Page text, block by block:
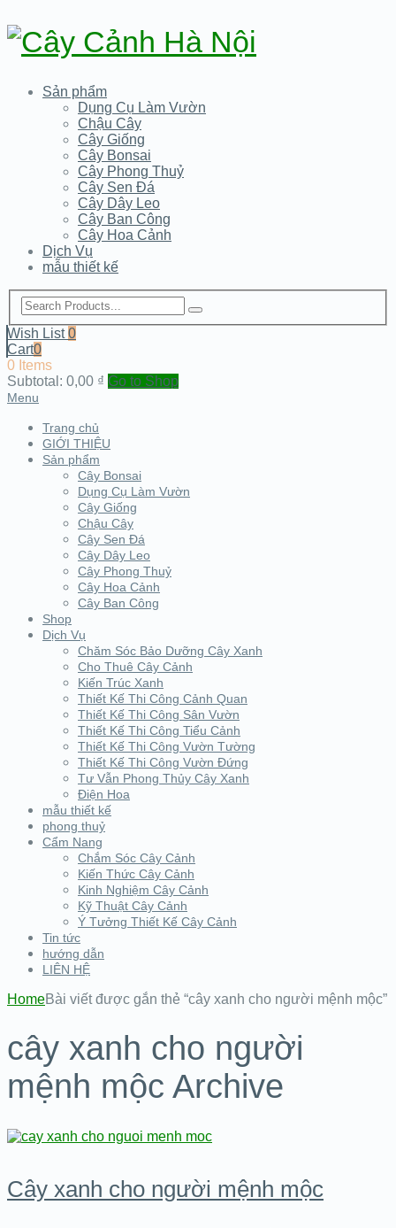
Sản phẩm
Dụng Cụ Làm Vườn
Chậu Cây
Cây Giống
Cây Bonsai
Cây Phong Thuỷ
Cây Sen Đá
Cây Dây Leo
Cây Ban Công
Cây Hoa Cảnh
Dịch Vụ
mẫu thiết kế
Wish List0
Cart0
0 Items
Subtotal: 0,00 ₫ Go to Shop
Menu
Trang chủ
GIỚI THIỆU
Sản phẩm
Cây Bonsai
Dụng Cụ Làm Vườn
Cây Giống
Chậu Cây
Cây Sen Đá
Cây Dây Leo
Cây Phong Thuỷ
Cây Hoa Cảnh
Cây Ban Công
Shop
Dịch Vụ
Chăm Sóc Bảo Dưỡng Cây Xanh
Cho Thuê Cây Cảnh
Kiến Trúc Xanh
Thiết Kế Thi Công Cảnh Quan
Thiết Kế Thi Công Sân Vườn
Thiết Kế Thi Công Tiểu Cảnh
Thiết Kế Thi Công Vườn Tường
Thiết Kế Thi Công Vườn Đứng
Tư Vẫn Phong Thủy Cây Xanh
Điện Hoa
mẫu thiết kế
phong thuỷ
Cẩm Nang
Chắm Sóc Cây Cảnh
Kiến Thức Cây Cảnh
Kinh Nghiệm Cây Cảnh
Kỹ Thuật Cây Cảnh
Ý Tưởng Thiết Kế Cây Cảnh
Tin tức
hướng dẫn
LIÊN HỆ
HomeBài viết được gắn thẻ “cây xanh cho người mệnh mộc”
cây xanh cho người
mệnh mộc Archive
Cây xanh cho người mệnh mộc